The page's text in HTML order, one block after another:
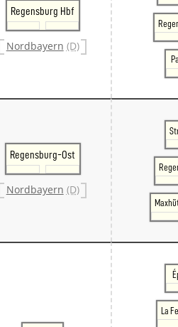
Regensburg Hbf
Nordbayern (D)
Regensburg-Ost
Nordbayern (D)
La